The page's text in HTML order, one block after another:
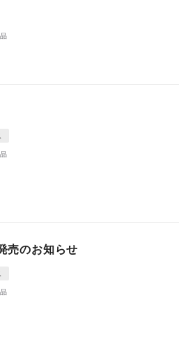
売のお知らせ